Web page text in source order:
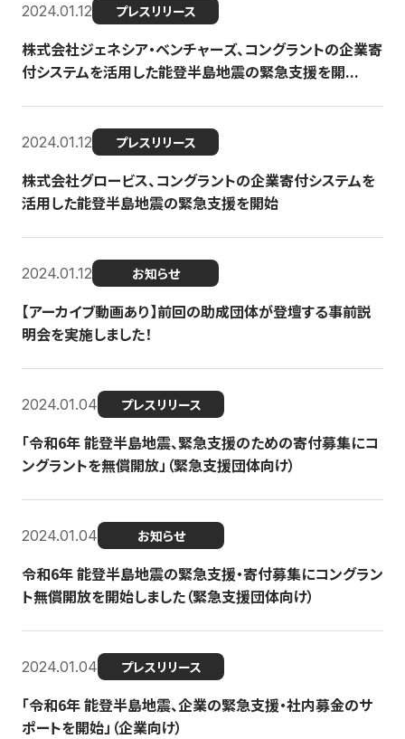
2024.01.12 プレスリリース
株式会社ジェネシア・ベンチャーズ、コングラントの企業寄
付システムを活用した能登半島地震の緊急支援を開...
2024.01.12 プレスリリース
株式会社グロービス、コングラントの企業寄付システムを
活用した能登半島地震の緊急支援を開始
2024.01.12 お知らせ
【アーカイブ動画あり】前回の助成団体が登壇する事前説
明会を実施しました！
2024.01.04 プレスリリース
「令和6年 能登半島地震、緊急支援のための寄付募集にコ
ングラントを無償開放」（緊急支援団体向け）
2024.01.04 お知らせ
令和6年 能登半島地震の緊急支援・寄付募集にコングラン
ト無償開放を開始しました（緊急支援団体向け）
2024.01.04 プレスリリース
「令和6年 能登半島地震、企業の緊急支援・社内募金のサ
ポートを開始」（企業向け）